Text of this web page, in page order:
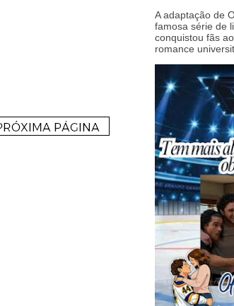
A adaptação de
famosa série de
conquistou fãs
romance